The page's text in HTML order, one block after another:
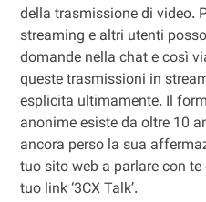
della trasmissione di video.
streaming e altri utenti
domande nella chat e così
queste trasmissioni in
esplicita ultimamente. Il
anonime esiste da oltre 10
ancora perso la sua
tuo sito web a parlare con
tuo link ‘3CX Talk’.